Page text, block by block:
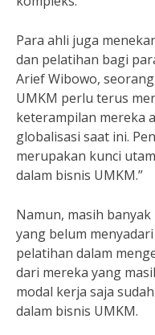
Para ahli juga
dan pelatihan bagi
Arief Wibowo,
UMKM perlu terus
keterampilan mereka
globalisasi saat ini.
merupakan kunci
dalam bisnis UMKM.”
Namun, masih
yang belum
pelatihan dalam
dari mereka yang
modal kerja saja
dalam bisnis UMKM.